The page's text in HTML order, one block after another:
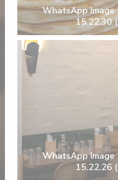
WhatsApp
15.22.30
WhatsApp
15.22.26